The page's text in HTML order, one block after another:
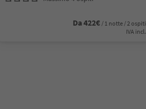
Da 422€ / 1 notte / 2 ospiti
IVA incl.